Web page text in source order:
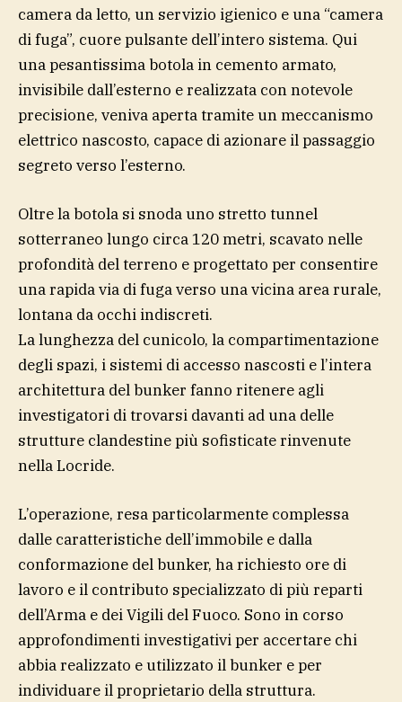
camera da letto, un servizio igienico e una “camera
di fuga”, cuore pulsante dell’intero sistema. Qui
una pesantissima botola in cemento armato,
invisibile dall’esterno e realizzata con notevole
precisione, veniva aperta tramite un meccanismo
elettrico nascosto, capace di azionare il passaggio
segreto verso l’esterno.
Oltre la botola si snoda uno stretto tunnel
sotterraneo lungo circa 120 metri, scavato nelle
profondità del terreno e progettato per consentire
una rapida via di fuga verso una vicina area rurale,
lontana da occhi indiscreti.
La lunghezza del cunicolo, la compartimentazione
degli spazi, i sistemi di accesso nascosti e l’intera
architettura del bunker fanno ritenere agli
investigatori di trovarsi davanti ad una delle
strutture clandestine più sofisticate rinvenute
nella Locride.
L’operazione, resa particolarmente complessa
dalle caratteristiche dell’immobile e dalla
conformazione del bunker, ha richiesto ore di
lavoro e il contributo specializzato di più reparti
dell’Arma e dei Vigili del Fuoco. Sono in corso
approfondimenti investigativi per accertare chi
abbia realizzato e utilizzato il bunker e per
individuare il proprietario della struttura.